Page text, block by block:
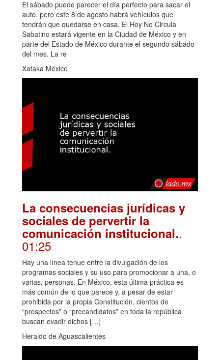
El sábado puede parecer el día perfecto para sacar el
auto, pero este 8 de agosto habrá vehículos que
tendrán que quedarse en casa. El Hoy No Circula
Sabatino estará vigente en la Ciudad de México y en
parte del Estado de México durante el segundo sábado
del mes. La re
Xataka México
La consecuencias jurídicas y
sociales de pervertir la
comunicación institucional..
01:25
Hay una línea tenue entre la divulgación de los
programas sociales y su uso para promocionar a una, o
varias, personas. En México, esta última práctica es
más común de lo que parece y, a pesar de estar
prohibida por la propia Constitución, cientos de
“prospectos” o “precandidatos” en toda la república
buscan evadir dichos […]
Heraldo de Aguascalientes